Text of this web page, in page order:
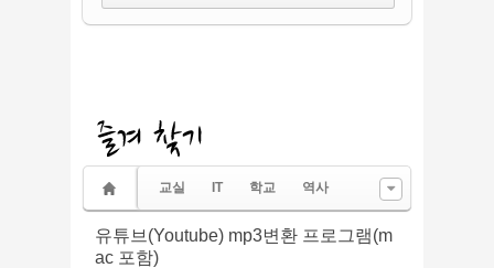
교실 IT 학교 역사
유튜브(Youtube) mp3변환 프로그램(m
ac 포함)